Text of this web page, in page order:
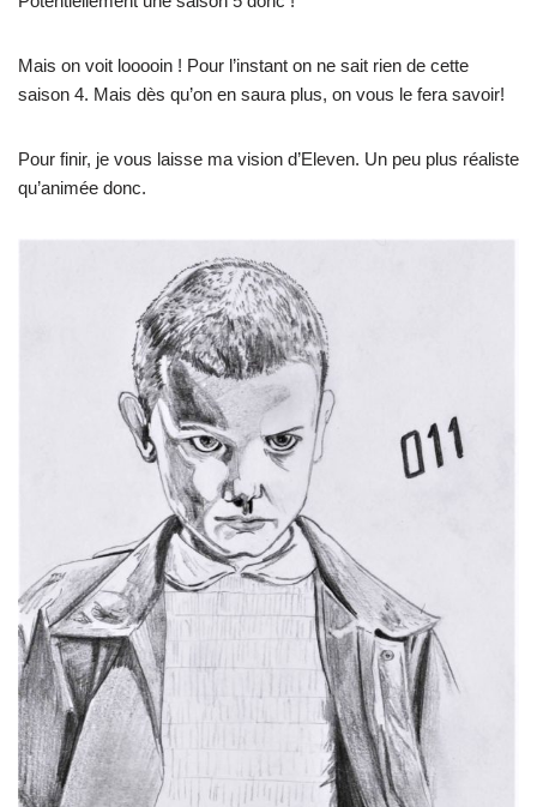
Mais on voit looooin ! Pour l’instant on ne sait rien de cette
saison 4. Mais dès qu’on en saura plus, on vous le fera savoir!
Pour finir, je vous laisse ma vision d’Eleven. Un peu plus réaliste
qu’animée donc.